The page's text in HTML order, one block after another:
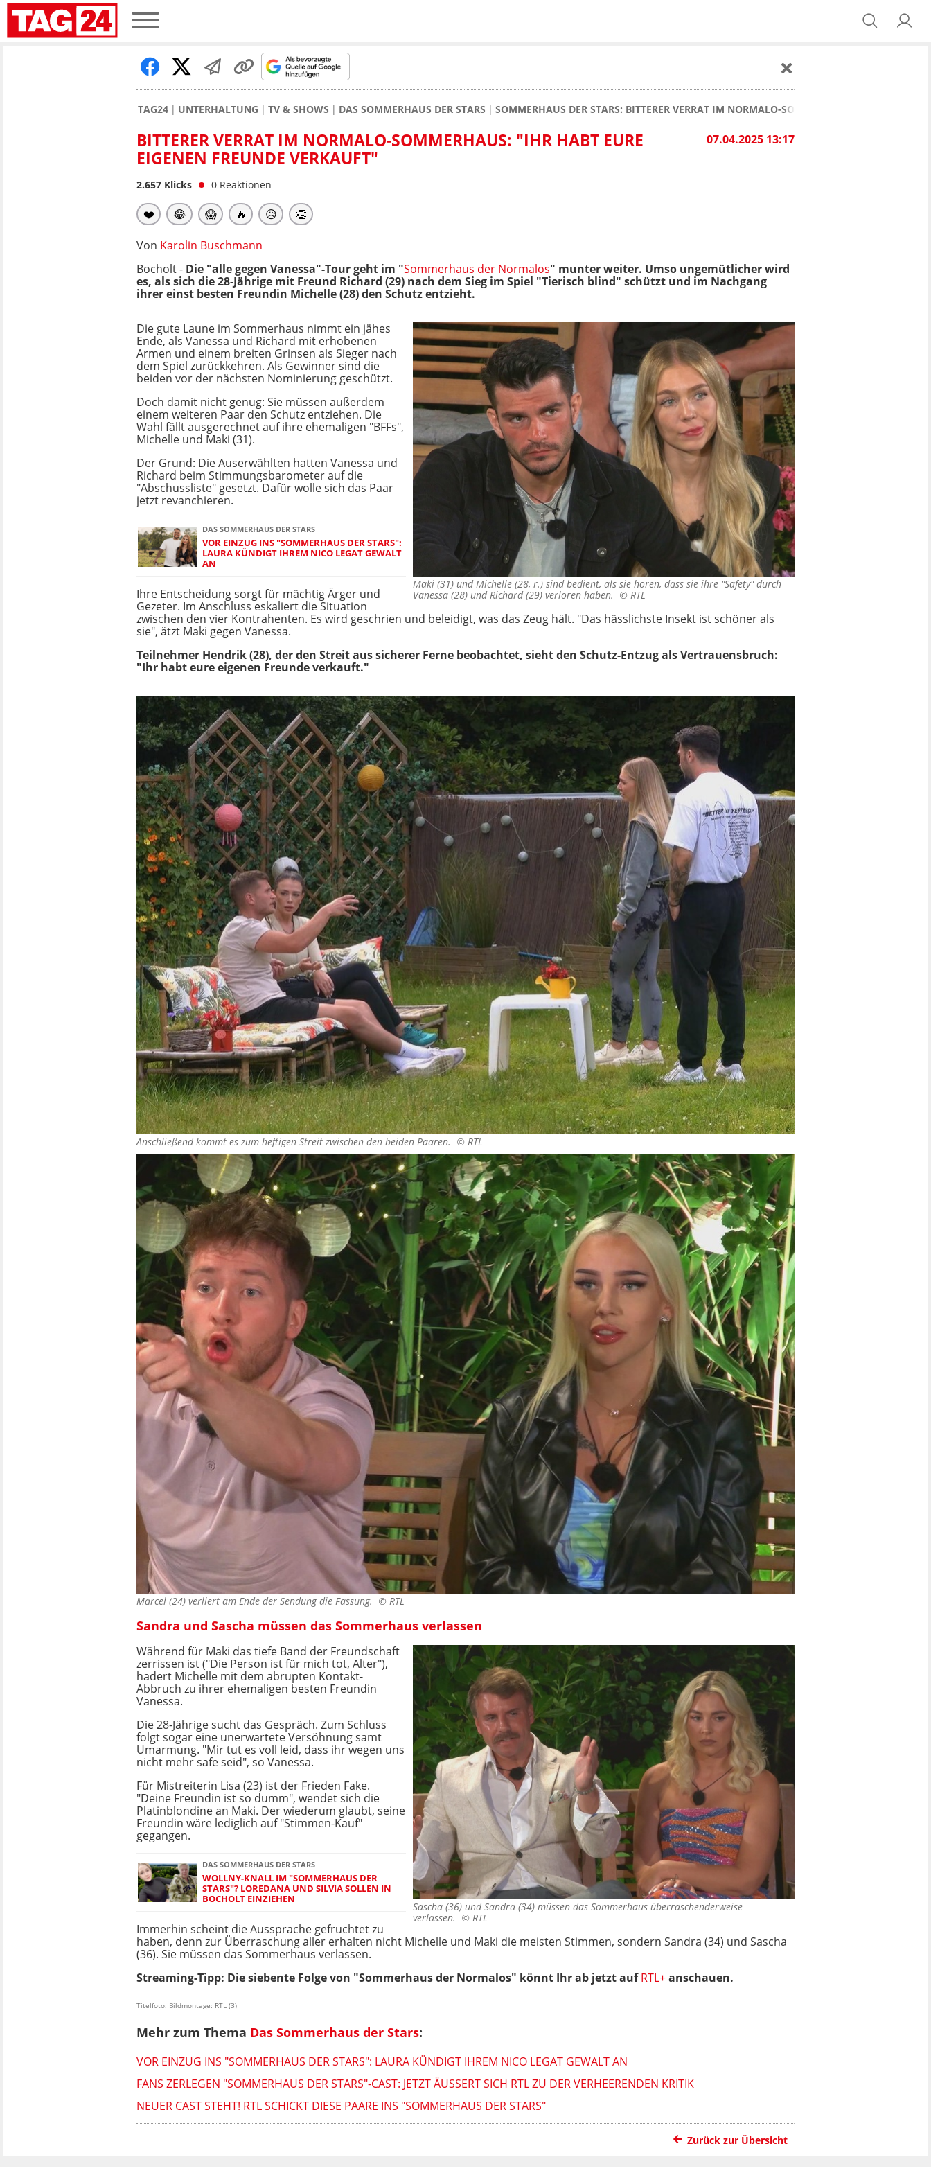
TAG24 UNTERHALTUNG TV & SHOWS DAS SOMMERHAUS DER STARS SOMMERHAUS DER STARS: BITTERER VERRAT IM NORMALO-SOMMERHAUS - "IHR HABT
07.04.2025 13:17
BITTERER VERRAT IM NORMALO-SOMMERHAUS: "IHR HABT EURE
EIGENEN FREUNDE VERKAUFT"
2.657 Klicks 0 Reaktionen
❤️ 😂 😱 🔥 😥 👏
Von Karolin Buschmann
Bocholt - Die "alle gegen Vanessa"-Tour geht im "Sommerhaus der Normalos" munter weiter. Umso ungemütlicher wird
es, als sich die 28-Jährige mit Freund Richard (29) nach dem Sieg im Spiel "Tierisch blind" schützt und im Nachgang
ihrer einst besten Freundin Michelle (28) den Schutz entzieht.
Maki (31) und Michelle (28, r.) sind bedient, als sie hören, dass sie ihre "Safety" durch
Vanessa (28) und Richard (29) verloren haben. © RTL
Die gute Laune im Sommerhaus nimmt ein jähes
Ende, als Vanessa und Richard mit erhobenen
Armen und einem breiten Grinsen als Sieger nach
dem Spiel zurückkehren. Als Gewinner sind die
beiden vor der nächsten Nominierung geschützt.
Doch damit nicht genug: Sie müssen außerdem
einem weiteren Paar den Schutz entziehen. Die
Wahl fällt ausgerechnet auf ihre ehemaligen "BFFs",
Michelle und Maki (31).
Der Grund: Die Auserwählten hatten Vanessa und
Richard beim Stimmungsbarometer auf die
"Abschussliste" gesetzt. Dafür wolle sich das Paar
jetzt revanchieren.
DAS SOMMERHAUS DER STARS
VOR EINZUG INS "SOMMERHAUS DER STARS":
LAURA KÜNDIGT IHREM NICO LEGAT GEWALT
AN
Ihre Entscheidung sorgt für mächtig Ärger und
Gezeter. Im Anschluss eskaliert die Situation
zwischen den vier Kontrahenten. Es wird geschrien und beleidigt, was das Zeug hält. "Das hässlichste Insekt ist schöner als
sie", ätzt Maki gegen Vanessa.
Teilnehmer Hendrik (28), der den Streit aus sicherer Ferne beobachtet, sieht den Schutz-Entzug als Vertrauensbruch:
"Ihr habt eure eigenen Freunde verkauft."
Anschließend kommt es zum heftigen Streit zwischen den beiden Paaren. © RTL
Marcel (24) verliert am Ende der Sendung die Fassung. © RTL
Sandra und Sascha müssen das Sommerhaus verlassen
Sascha (36) und Sandra (34) müssen das Sommerhaus überraschenderweise
verlassen. © RTL
Während für Maki das tiefe Band der Freundschaft
zerrissen ist ("Die Person ist für mich tot, Alter"),
hadert Michelle mit dem abrupten Kontakt-
Abbruch zu ihrer ehemaligen besten Freundin
Vanessa.
Die 28-Jährige sucht das Gespräch. Zum Schluss
folgt sogar eine unerwartete Versöhnung samt
Umarmung. "Mir tut es voll leid, dass ihr wegen uns
nicht mehr safe seid", so Vanessa.
Für Mistreiterin Lisa (23) ist der Frieden Fake.
"Deine Freundin ist so dumm", wendet sich die
Platinblondine an Maki. Der wiederum glaubt, seine
Freundin wäre lediglich auf "Stimmen-Kauf"
gegangen.
DAS SOMMERHAUS DER STARS
WOLLNY-KNALL IM "SOMMERHAUS DER
STARS"? LOREDANA UND SILVIA SOLLEN IN
BOCHOLT EINZIEHEN
Immerhin scheint die Aussprache gefruchtet zu
haben, denn zur Überraschung aller erhalten nicht Michelle und Maki die meisten Stimmen, sondern Sandra (34) und Sascha
(36). Sie müssen das Sommerhaus verlassen.
Streaming-Tipp: Die siebente Folge von "Sommerhaus der Normalos" könnt Ihr ab jetzt aufRTL+anschauen.
Titelfoto: Bildmontage: RTL (3)
Mehr zum Thema Das Sommerhaus der Stars:
VOR EINZUG INS "SOMMERHAUS DER STARS": LAURA KÜNDIGT IHREM NICO LEGAT GEWALT AN
FANS ZERLEGEN "SOMMERHAUS DER STARS"-CAST: JETZT ÄUSSERT SICH RTL ZU DER VERHEERENDEN KRITIK
NEUER CAST STEHT! RTL SCHICKT DIESE PAARE INS "SOMMERHAUS DER STARS"
Zurück zur Übersicht